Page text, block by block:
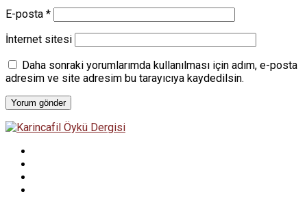
E-posta *
İnternet sitesi
Daha sonraki yorumlarımda kullanılması için adım, e-posta
adresim ve site adresim bu tarayıcıya kaydedilsin.